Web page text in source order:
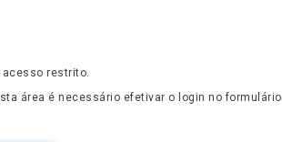
acesso restrito.
área é necessário efetivar o login no formulário